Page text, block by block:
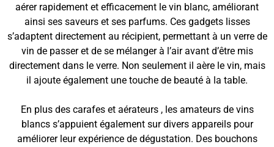
aérer rapidement et efficacement le vin blanc, améliorant
ainsi ses saveurs et ses parfums. Ces gadgets lisses
s’adaptent directement au récipient, permettant à un verre de
vin de passer et de se mélanger à l’air avant d’être mis
directement dans le verre. Non seulement il aère le vin, mais
il ajoute également une touche de beauté à la table.
En plus des carafes et aérateurs , les amateurs de vins
blancs s’appuient également sur divers appareils pour
améliorer leur expérience de dégustation. Des bouchons